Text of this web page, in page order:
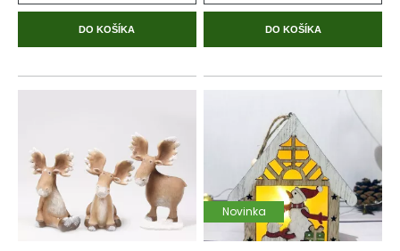
DO KOŠÍKA DO KOŠÍKA
Novinka